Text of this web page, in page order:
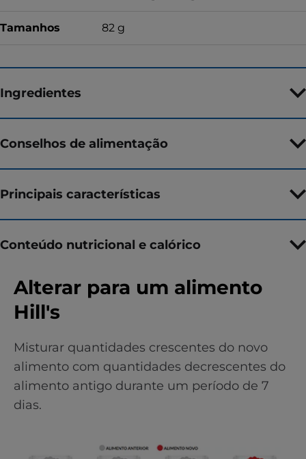
Tamanhos 82 g
Ingredientes
Conselhos de alimentação
Principais características
Conteúdo nutricional e calórico
Alterar para um alimento
Hill's
Misturar quantidades crescentes do novo
alimento com quantidades decrescentes do
alimento antigo durante um período de 7
dias.